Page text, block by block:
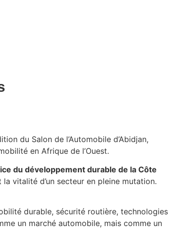
du Salon de l’Automobile d’Abidjan,
en Afrique de l’Ouest.
du développement durable de la Côte
vitalité d’un secteur en pleine mutation.
durable, sécurité routière, technologies
un marché automobile, mais comme un